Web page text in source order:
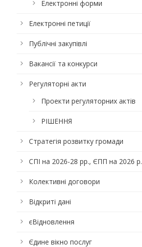
Електронні форми
Електронні петиції
Публічні закупівлі
Вакансії та конкурси
Регуляторні акти
Проекти регуляторних актів
РІШЕННЯ
Стратегія розвитку громади
СПІ на 2026-28 рр., ЄПП на 2026 р.
Колективні договори
Відкриті дані
єВідновлення
Єдине вікно послуг